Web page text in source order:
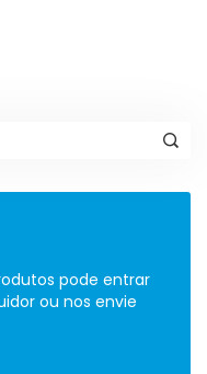
pode entrar
ou nos envie